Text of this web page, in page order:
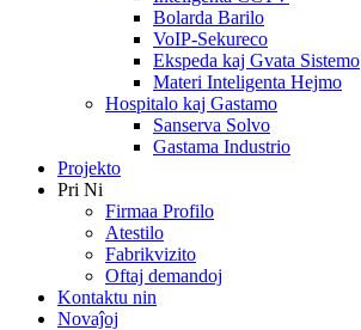
Bolarda Barilo
VoIP-Sekureco
Ekspeda kaj Gvata Sistemo
Materi Inteligenta Hejmo
Hospitalo kaj Gastamo
Sanserva Solvo
Gastama Industrio
Projekto
Pri Ni
Firmaa Profilo
Atestilo
Fabrikvizito
Oftaj demandoj
Kontaktu nin
Novaĵoj